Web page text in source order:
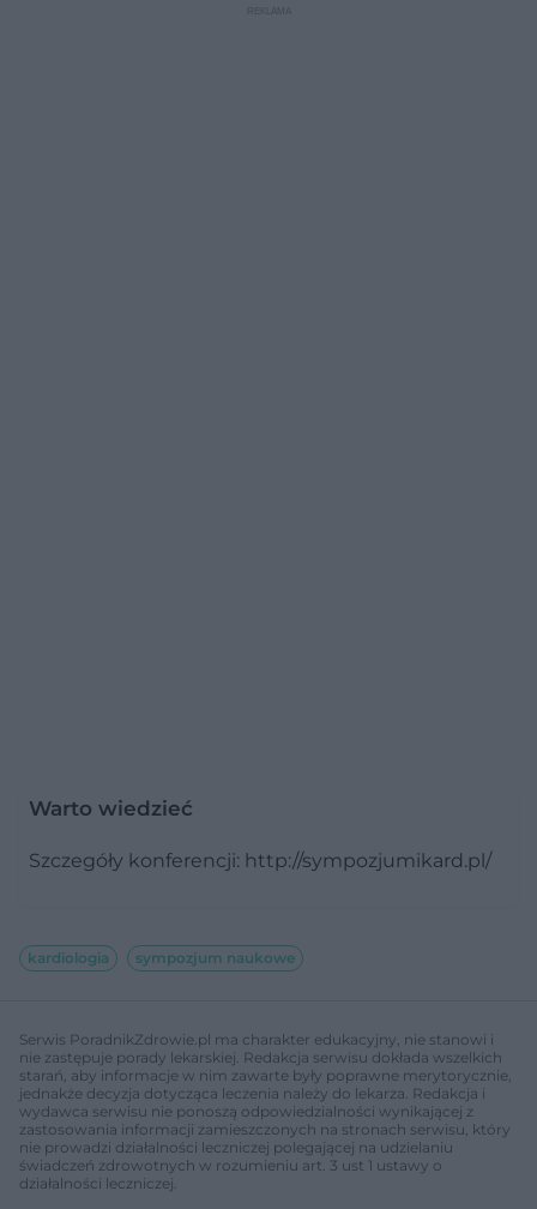
Warto wiedzieć
Szczegóły konferencji: http://sympozjumikard.pl/
kardiologia sympozjum naukowe
Serwis PoradnikZdrowie.pl ma charakter edukacyjny, nie stanowi i
nie zastępuje porady lekarskiej. Redakcja serwisu dokłada wszelkich
starań, aby informacje w nim zawarte były poprawne merytorycznie,
jednakże decyzja dotycząca leczenia należy do lekarza. Redakcja i
wydawca serwisu nie ponoszą odpowiedzialności wynikającej z
zastosowania informacji zamieszczonych na stronach serwisu, który
nie prowadzi działalności leczniczej polegającej na udzielaniu
świadczeń zdrowotnych w rozumieniu art. 3 ust 1 ustawy o
działalności leczniczej.